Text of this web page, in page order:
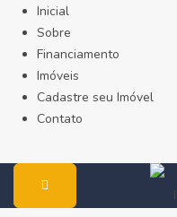
Inicial
Sobre
Financiamento
Imóveis
Cadastre seu Imóvel
Contato